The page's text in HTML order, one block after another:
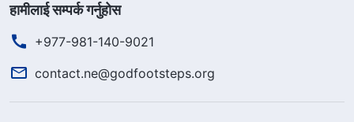
हामीलाई सम्पर्क गर्नुहोस
+977-981-140-9021
contact.ne@godfootsteps.org